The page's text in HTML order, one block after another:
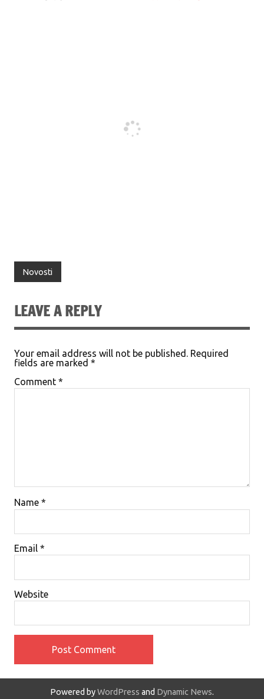
Novosti
LEAVE A REPLY
Your email address will not be published. Required
fields are marked *
Comment *
Name *
Email *
Website
Powered byWordPress and Dynamic News.